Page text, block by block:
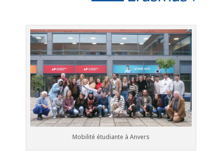
Mobilité étudiante à Anvers